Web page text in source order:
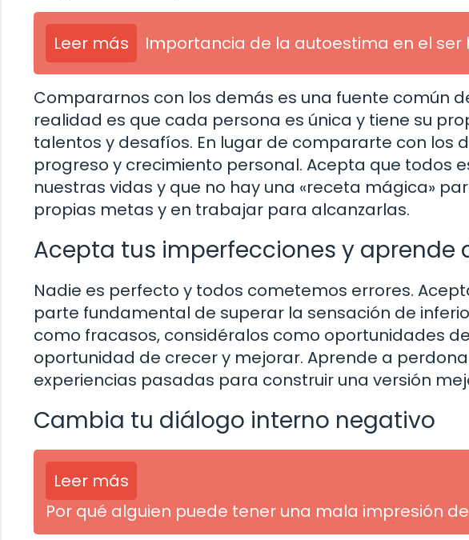
Leer más Importancia de la autoestima en el ser
Compararnos con los demás es una fuente común
realidad es que cada persona es única y tiene su
talentos y desafíos. En lugar de compararte con los
progreso y crecimiento personal. Acepta que todos
nuestras vidas y que no hay una «receta mágica»
propias metas y en trabajar para alcanzarlas.
Acepta tus imperfecciones y aprende
Nadie es perfecto y todos cometemos errores.
parte fundamental de superar la sensación de
como fracasos, considéralos como oportunidades
oportunidad de crecer y mejorar. Aprende a
experiencias pasadas para construir una versión
Cambia tu diálogo interno negativo
Leer más
Por qué alguien puede tener una mala impresión